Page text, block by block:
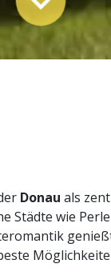
Donau als
Städte wie